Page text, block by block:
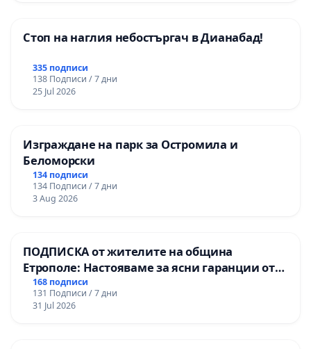
Стоп на наглия небостъргач в Дианабад!
335 подписи
138 Подписи / 7 дни
25 Jul 2026
Изграждане на парк за Остромила и
Беломорски
134 подписи
134 Подписи / 7 дни
3 Aug 2026
ПОДПИСКА от жителите на община
Етрополе: Настояваме за ясни гаранции от
“Елаците-МЕД” АД и от държавата, че ще се
изпълнят всички екологични норми!
168 подписи
131 Подписи / 7 дни
31 Jul 2026